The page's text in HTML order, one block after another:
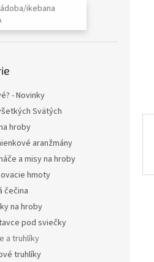
ikebana
- Novinky
Svätých
hroby
aranžmány
a misy na hroby
hmoty
čečina
na hroby
pod sviečky
a truhlíky
truhlíky